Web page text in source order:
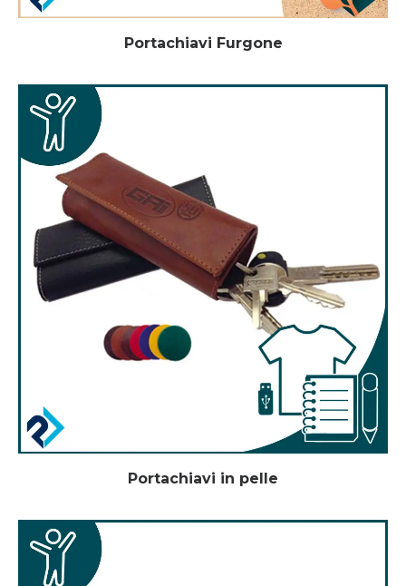
Portachiavi Furgone
Portachiavi in pelle